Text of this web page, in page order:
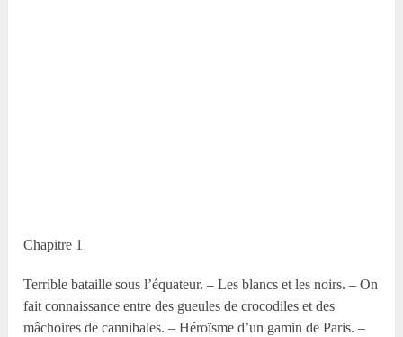
Chapitre 1
Terrible bataille sous l’équateur. – Les blancs et les noirs. – On
fait connaissance entre des gueules de crocodiles et des
mâchoires de cannibales. – Héroïsme d’un gamin de Paris. –